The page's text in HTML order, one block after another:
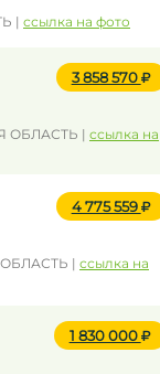
| ссылка на фото
3 858 570
ОБЛАСТЬ | ссылка на
4 775 559
| ссылка на
1 830 000